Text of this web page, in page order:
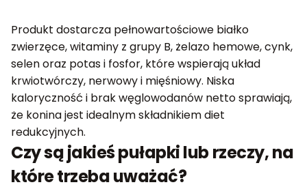
Produkt dostarcza pełnowartościowe białko
zwierzęce, witaminy z grupy B, żelazo hemowe, cynk,
selen oraz potas i fosfor, które wspierają układ
krwiotwórczy, nerwowy i mięśniowy. Niska
kaloryczność i brak węglowodanów netto sprawiają,
że konina jest idealnym składnikiem diet
redukcyjnych.
Czy są jakieś pułapki lub rzeczy, na
które trzeba uważać?